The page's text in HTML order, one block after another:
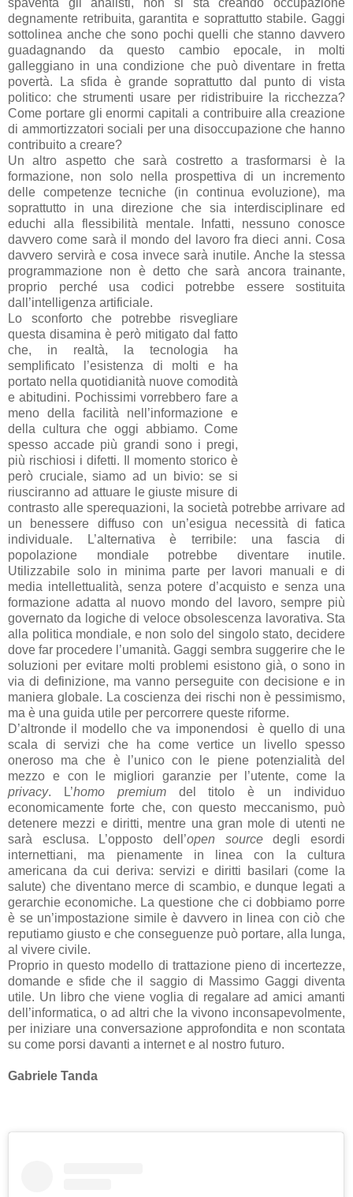
degnamente retribuita, garantita e soprattutto stabile. Gaggi
sottolinea anche che sono pochi quelli che stanno davvero
guadagnando da questo cambio epocale, in molti
galleggiano in una condizione che può diventare in fretta
povertà. La sfida è grande soprattutto dal punto di vista
politico: che strumenti usare per ridistribuire la ricchezza?
Come portare gli enormi capitali a contribuire alla creazione
di ammortizzatori sociali per una disoccupazione che hanno
contribuito a creare?
Un altro aspetto che sarà costretto a trasformarsi è la
formazione, non solo nella prospettiva di un incremento
delle competenze tecniche (in continua evoluzione), ma
soprattutto in una direzione che sia interdisciplinare ed
educhi alla flessibilità mentale. Infatti, nessuno conosce
davvero come sarà il mondo del lavoro fra dieci anni. Cosa
davvero servirà e cosa invece sarà inutile. Anche la stessa
programmazione non è detto che sarà ancora trainante,
proprio perché usa codici potrebbe essere sostituita
dall’intelligenza artificiale.
Lo sconforto che potrebbe risvegliare
questa disamina è però mitigato dal fatto
che, in realtà, la tecnologia ha
semplificato l’esistenza di molti e ha
portato nella quotidianità nuove comodità
e abitudini. Pochissimi vorrebbero fare a
meno della facilità nell’informazione e
della cultura che oggi abbiamo. Come
spesso accade più grandi sono i pregi,
più rischiosi i difetti. Il momento storico è
però cruciale, siamo ad un bivio: se si
riusciranno ad attuare le giuste misure di
contrasto alle sperequazioni, la società potrebbe arrivare ad
un benessere diffuso con un’esigua necessità di fatica
individuale. L’alternativa è terribile: una fascia di
popolazione mondiale potrebbe diventare inutile.
Utilizzabile solo in minima parte per lavori manuali e di
media intellettualità, senza potere d’acquisto e senza una
formazione adatta al nuovo mondo del lavoro, sempre più
governato da logiche di veloce obsolescenza lavorativa. Sta
alla politica mondiale, e non solo del singolo stato, decidere
dove far procedere l’umanità. Gaggi sembra suggerire che le
soluzioni per evitare molti problemi esistono già, o sono in
via di definizione, ma vanno perseguite con decisione e in
maniera globale. La coscienza dei rischi non è pessimismo,
ma è una guida utile per percorrere queste riforme.
D’altronde il modello che va imponendosi è quello di una
scala di servizi che ha come vertice un livello spesso
oneroso ma che è l’unico con le piene potenzialità del
mezzo e con le migliori garanzie per l’utente, come la
privacy. L’homo premiumdel titolo è un individuo
economicamente forte che, con questo meccanismo, può
detenere mezzi e diritti, mentre una gran mole di utenti ne
sarà esclusa. L’opposto dell’open sourcedegli esordi
internettiani, ma pienamente in linea con la cultura
americana da cui deriva: servizi e diritti basilari (come la
salute) che diventano merce di scambio, e dunque legati a
gerarchie economiche. La questione che ci dobbiamo porre
è se un’impostazione simile è davvero in linea con ciò che
reputiamo giusto e che conseguenze può portare, alla lunga,
al vivere civile.
Proprio in questo modello di trattazione pieno di incertezze,
domande e sfide che il saggio di Massimo Gaggi diventa
utile. Un libro che viene voglia di regalare ad amici amanti
dell’informatica, o ad altri che la vivono inconsapevolmente,
per iniziare una conversazione approfondita e non scontata
su come porsi davanti a internet e al nostro futuro.
Gabriele Tanda